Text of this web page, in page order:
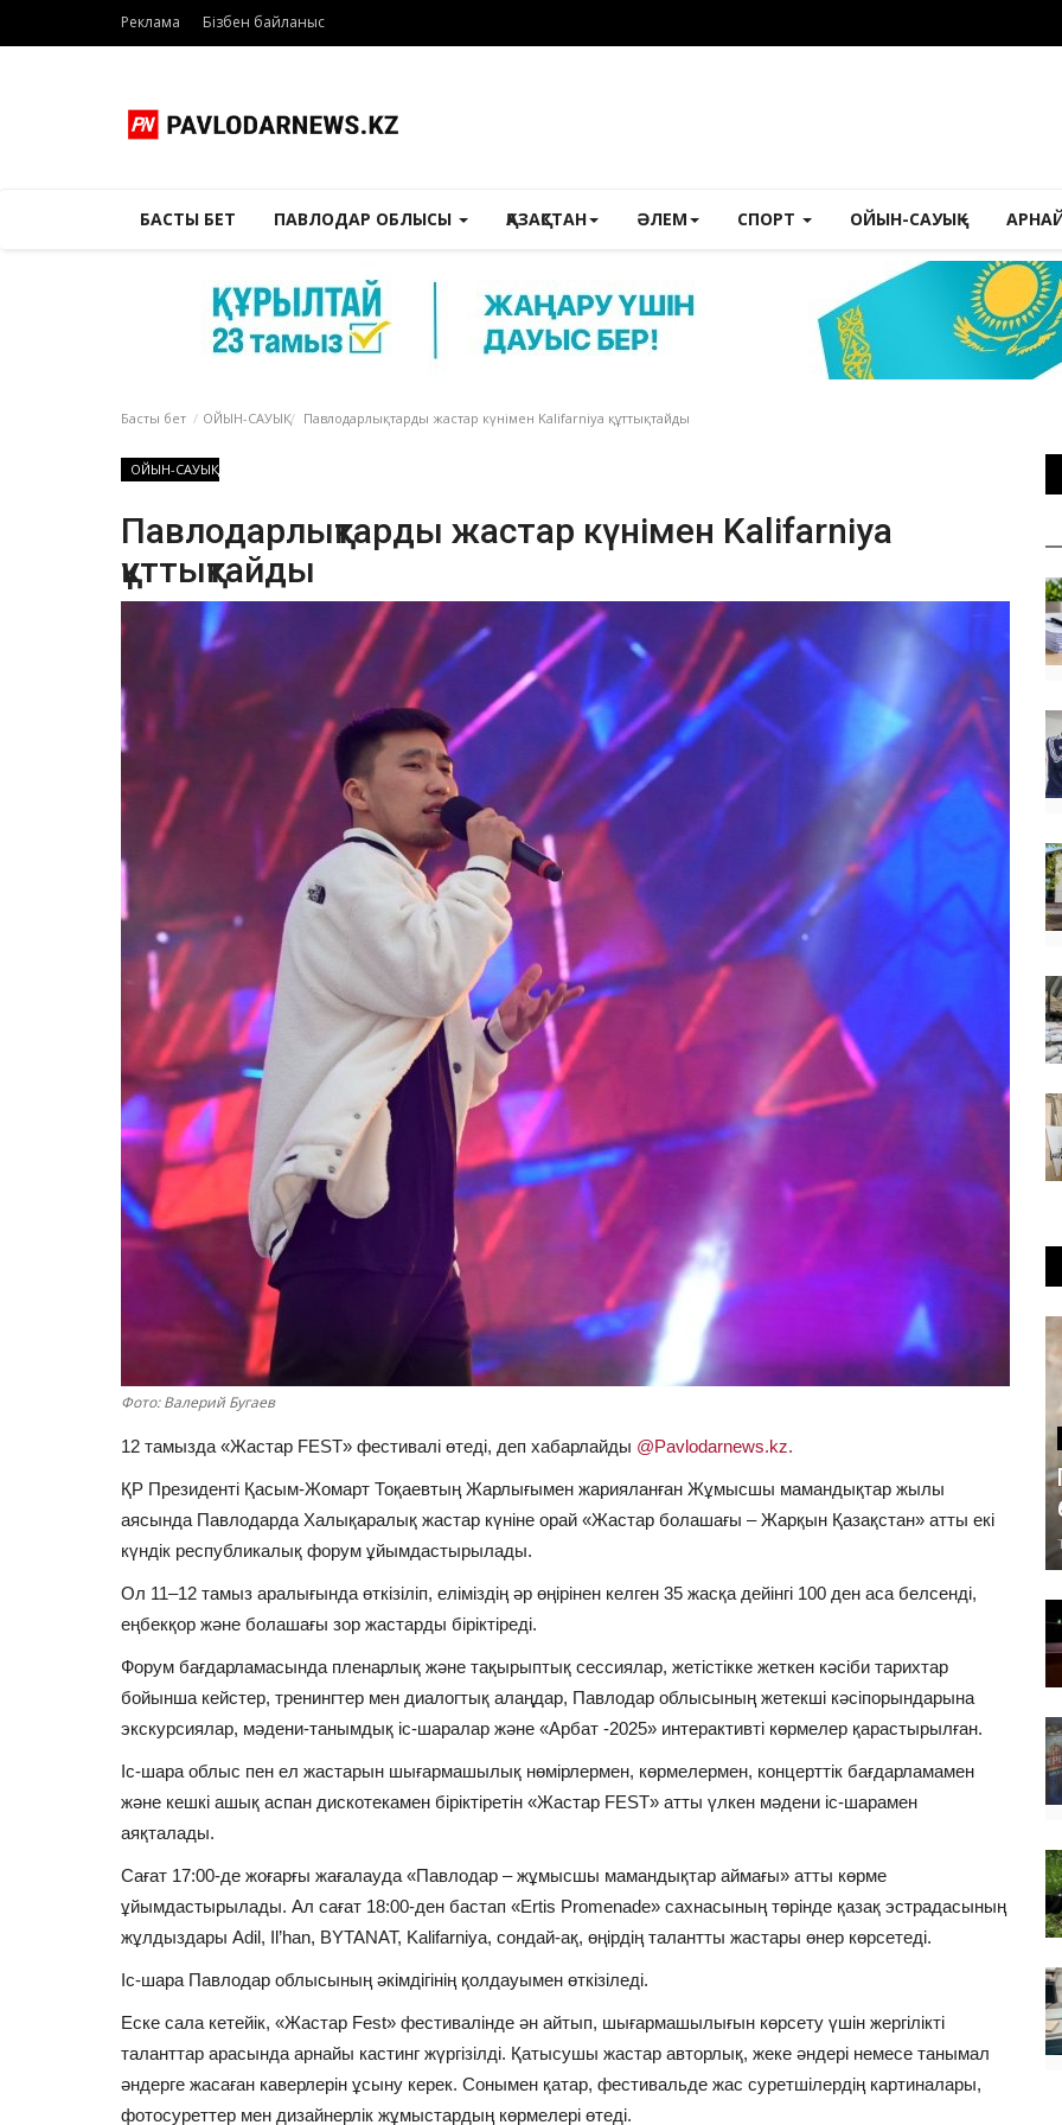
Реклама Бізбен байланыс
БАСТЫ БЕТ ПАВЛОДАР ОБЛЫСЫ ҚАЗАҚСТАН ӘЛЕМ СПОРТ ОЙЫН-САУЫҚ
Басты бет ОЙЫН-САУЫҚ Павлодарлықтарды жастар күнімен Kalifarniya құттықтайды
ОЙЫН-САУЫҚ
Павлодарлықтарды жастар күнімен Kalifarniya
құттықтайды
Фото: Валерий Бугаев
12 тамызда «Жастар FEST» фестивалі өтеді, деп хабарлайды @Pavlodarnews.kz.
ҚР Президенті Қасым-Жомарт Тоқаевтың Жарлығымен жарияланған Жұмысшы мамандықтар жылы
аясында Павлодарда Халықаралық жастар күніне орай «Жастар болашағы – Жарқын Қазақстан» атты екі
күндік республикалық форум ұйымдастырылады.
Ол 11–12 тамыз аралығында өткізіліп, еліміздің әр өңірінен келген 35 жасқа дейінгі 100 ден аса белсенді,
еңбекқор және болашағы зор жастарды біріктіреді.
Форум бағдарламасында пленарлық және тақырыптық сессиялар, жетістікке жеткен кәсіби тарихтар
бойынша кейстер, тренингтер мен диалогтық алаңдар, Павлодар облысының жетекші кәсіпорындарына
экскурсиялар, мәдени-танымдық іс-шаралар және «Арбат -2025» интерактивті көрмелер қарастырылған.
Іс-шара облыс пен ел жастарын шығармашылық нөмірлермен, көрмелермен, концерттік бағдарламамен
және кешкі ашық аспан дискотекамен біріктіретін «Жастар FEST» атты үлкен мәдени іс-шарамен
аяқталады.
Сағат 17:00-де жоғарғы жағалауда «Павлодар – жұмысшы мамандықтар аймағы» атты көрме
ұйымдастырылады. Ал сағат 18:00-ден бастап «Ertis Promenade» сахнасының төрінде қазақ эстрадасының
жұлдыздары Adil, Il’han, BYTANAT, Kalifarniya, сондай-ақ, өңірдің талантты жастары өнер көрсетеді.
Іс-шара Павлодар облысының әкімдігінің қолдауымен өткізіледі.
Еске сала кетейік, «Жастар Fest» фестивалінде ән айтып, шығармашылығын көрсету үшін жергілікті
таланттар арасында арнайы кастинг жүргізілді. Қатысушы жастар авторлық, жеке әндері немесе танымал
әндерге жасаған каверлерін ұсыну керек. Сонымен қатар, фестивальде жас суретшілердің картиналары,
фотосуреттер мен дизайнерлік жұмыстардың көрмелері өтеді.